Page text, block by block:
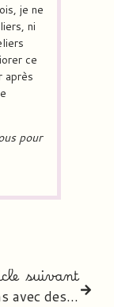
je ne
ni
ce
après
pour
suivant
Opérations avec des décimaux CM